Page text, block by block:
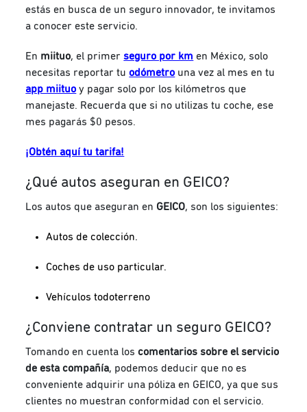
estás en busca de un seguro innovador, te invitamos
a conocer este servicio.
En miituo, el primerseguro por km en México, solo
necesitas reportar tuodómetro una vez al mes en tu
app miituo y pagar solo por los kilómetros que
manejaste. Recuerda que si no utilizas tu coche, ese
mes pagarás $0 pesos.
¡Obtén aquí tu tarifa!
¿Qué autos aseguran en GEICO?
Los autos que aseguran en GEICO, son los siguientes:
Autos de colección.
Coches de uso particular.
Vehículos todoterreno
¿Conviene contratar un seguro GEICO?
Tomando en cuenta loscomentarios sobre el servicio
de esta compañía, podemos deducir que no es
conveniente adquirir una póliza en GEICO, ya que sus
clientes no muestran conformidad con el servicio.